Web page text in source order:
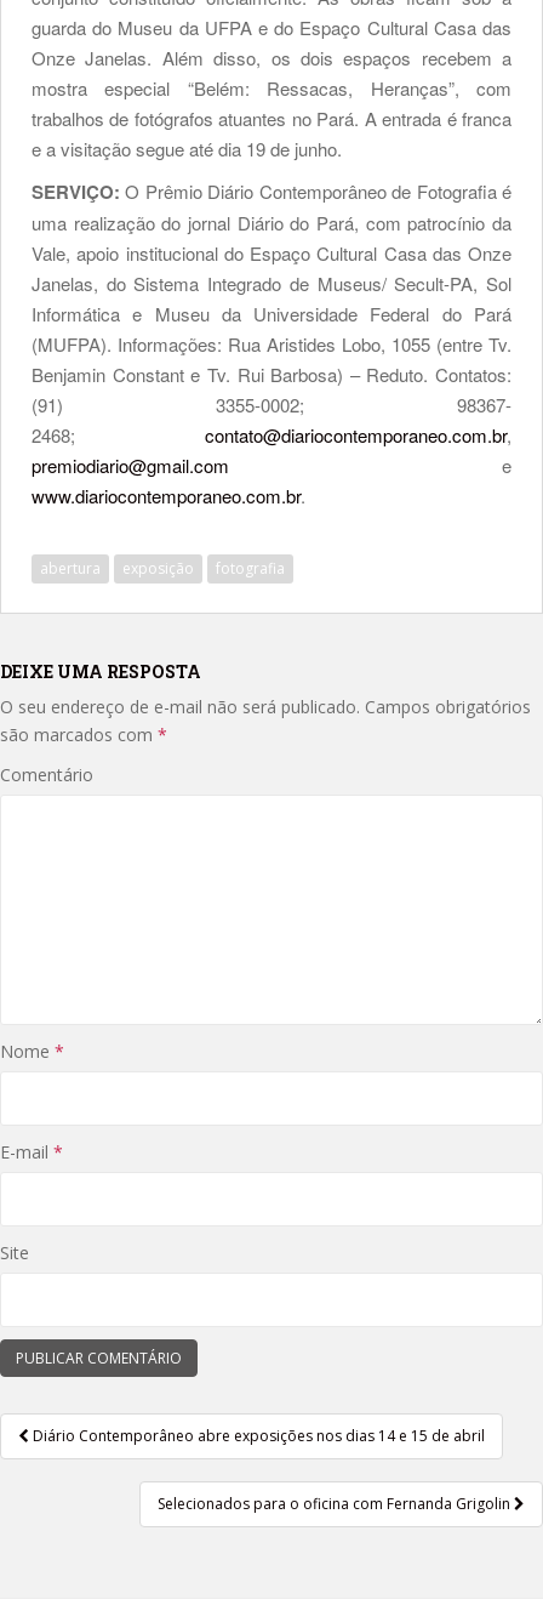
guarda do Museu da UFPA e do Espaço Cultural Casa das
Onze Janelas. Além disso, os dois espaços recebem a
mostra especial “Belém: Ressacas, Heranças”, com
trabalhos de fotógrafos atuantes no Pará. A entrada é franca
e a visitação segue até dia 19 de junho.
SERVIÇO: O Prêmio Diário Contemporâneo de Fotografia é
uma realização do jornal Diário do Pará, com patrocínio da
Vale, apoio institucional do Espaço Cultural Casa das Onze
Janelas, do Sistema Integrado de Museus/ Secult-PA, Sol
Informática e Museu da Universidade Federal do Pará
(MUFPA). Informações: Rua Aristides Lobo, 1055 (entre Tv.
Benjamin Constant e Tv. Rui Barbosa) – Reduto. Contatos:
(91) 3355-0002; 98367-
2468; contato@diariocontemporaneo.com.br,
premiodiario@gmail.com e
www.diariocontemporaneo.com.br.
abertura exposição fotografia
DEIXE UMA RESPOSTA
O seu endereço de e-mail não será publicado. Campos obrigatórios
são marcados com *
Comentário
Nome *
E-mail *
Site
Navegação de Post
Diário Contemporâneo abre exposições nos dias 14 e 15 de abril
Selecionados para o oficina com Fernanda Grigolin